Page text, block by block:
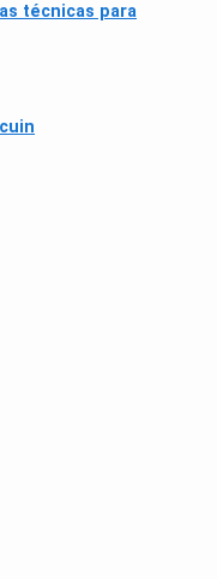
técnicas para